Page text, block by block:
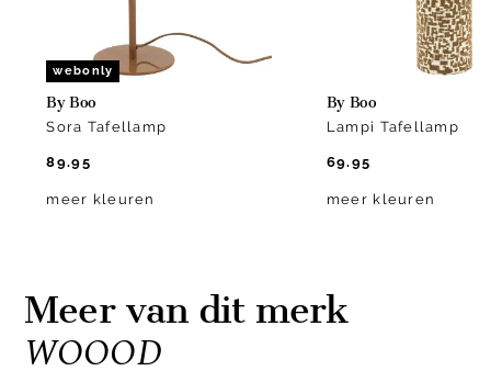
webonly
By Boo
Sora Tafellamp
89.95
meer kleuren
By Boo
Lampi Tafellamp
69.95
meer kleuren
Meer van dit merk
WOOOD